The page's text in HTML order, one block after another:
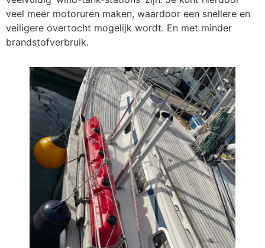
veel meer motoruren maken, waardoor een snellere en
veiligere overtocht mogelijk wordt. En met minder
brandstofverbruik.